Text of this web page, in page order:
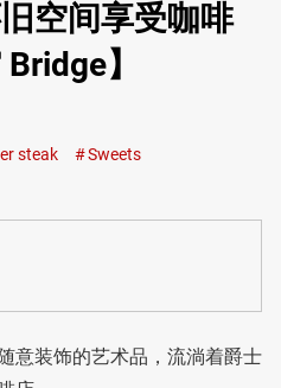
空间享受咖啡
】
steak Sweets
意装饰的艺术品，流淌着爵士